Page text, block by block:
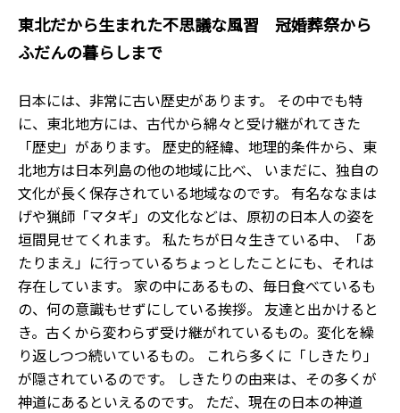
東北だから生まれた不思議な風習 冠婚葬祭から
ふだんの暮らしまで
日本には、非常に古い歴史があります。 その中でも特
に、東北地方には、古代から綿々と受け継がれてきた
「歴史」があります。 歴史的経緯、地理的条件から、東
北地方は日本列島の他の地域に比べ、 いまだに、独自の
文化が長く保存されている地域なのです。 有名ななまは
げや猟師「マタギ」の文化などは、原初の日本人の姿を
垣間見せてくれます。 私たちが日々生きている中、「あ
たりまえ」に行っているちょっとしたことにも、それは
存在しています。 家の中にあるもの、毎日食べているも
の、何の意識もせずにしている挨拶。 友達と出かけると
き。古くから変わらず受け継がれているもの。変化を繰
り返しつつ続いているもの。 これら多くに「しきたり」
が隠されているのです。 しきたりの由来は、その多くが
神道にあるといえるのです。 ただ、現在の日本の神道